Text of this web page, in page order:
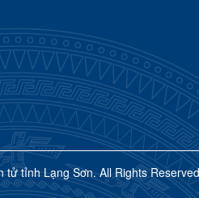
tỉnh Lạng Sơn. All Rights Reserved